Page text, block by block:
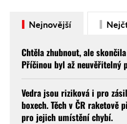
Nejnovější
Chtěla zhubnout, ale
Příčinou byl až neuvěřitelný
Vedra jsou riziková i pro
boxech. Těch v ČR raketově
pro jejich umístění chybí.